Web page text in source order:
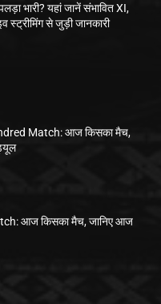
भारी? यहां जानें संभावित XI,
स्ट्रीमिंग से जुड़ी जानकारी
Match: आज किसका मैच,
आज किसका मैच, जानिए आज